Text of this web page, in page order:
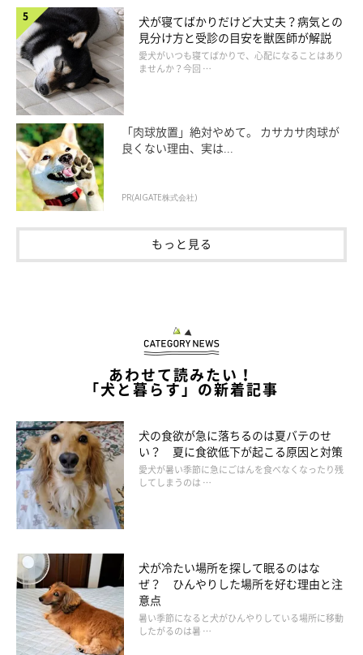
犬が寝てばかりだけど大丈夫？病気との
見分け方と受診の目安を獣医師が解説
愛犬がいつも寝てばかりで、心配になることはあり
ませんか？今回 …
「肉球放置」絶対やめて。 カサカサ肉球が
良くない理由、実は...
PR(AIGATE株式会社)
もっと見る
あわせて読みたい！
「犬と暮らす」の新着記事
犬の食欲が急に落ちるのは夏バテのせ
い？ 夏に食欲低下が起こる原因と対策
愛犬が暑い季節に急にごはんを食べなくなったり残
してしまうのは …
犬が冷たい場所を探して眠るのはな
ぜ？ ひんやりした場所を好む理由と注
意点
暑い季節になると犬がひんやりしている場所に移動
したがるのは暑 …